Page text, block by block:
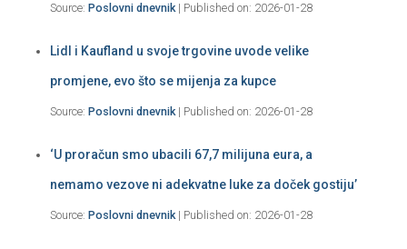
Source: Poslovni dnevnik Published on: 2026-01-28
Lidl i Kaufland u svoje trgovine uvode velike
promjene, evo što se mijenja za kupce
Source: Poslovni dnevnik Published on: 2026-01-28
‘U proračun smo ubacili 67,7 milijuna eura, a
nemamo vezove ni adekvatne luke za doček gostiju’
Source: Poslovni dnevnik Published on: 2026-01-28